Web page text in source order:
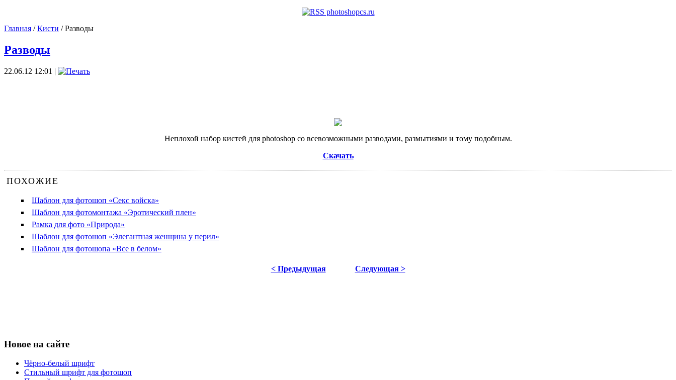
Главная /Кисти / Разводы
Разводы
22.06.12 12:01 |
Неплохой набор кистей для photoshop со всевозможными разводами, размытиями и тому подобным.
Скачать
ПОХОЖИЕ
Шаблон для фотошоп «Секс войска»
Шаблон для фотомонтажа «Эротический плен»
Рамка для фото «Природа»
Шаблон для фотошоп «Элегантная женщина у перил»
Шаблон для фотошопа «Все в белом»
< Предыдущая Следующая >
Новое на сайте
Чёрно-белый шрифт
Стильный шрифт для фотошоп